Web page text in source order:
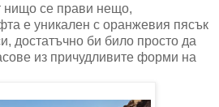
нищо се прави нещо,
е уникален с оранжевия пясък
достатъчно би било просто да
из причудливите форми на